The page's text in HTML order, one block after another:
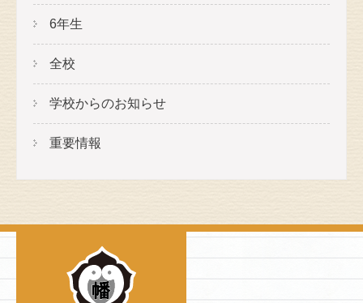
6年生
全校
学校からのお知らせ
重要情報